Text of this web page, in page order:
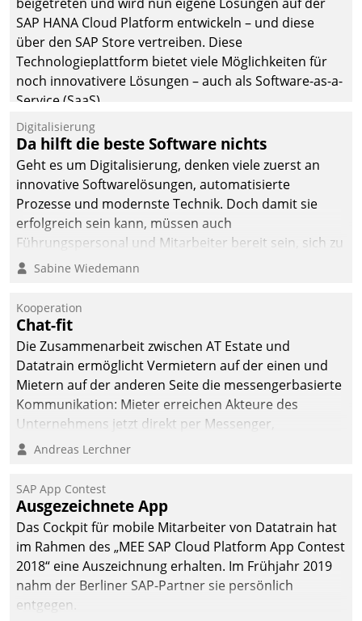
SAP HANA Cloud Platform entwickeln – und diese
über den SAP Store vertreiben. Diese
Technologieplattform bietet viele Möglichkeiten für
noch innovativere Lösungen – auch als Software-as-a-
Service (SaaS).
Digitalisierung
Da hilft die beste Software nichts
Geht es um Digitalisierung, denken viele zuerst an
innovative Softwarelösungen, automatisierte
Prozesse und modernste Technik. Doch damit sie
erfolgreich sein kann, müssen auch
Führungspersonal und Mitarbeiter bereit sein, sich zu
verändern und anzupassen, sonst werden sie an ihr
Sabine Wiedemann
Kooperation
Chat-fit
Die Zusammenarbeit zwischen AT Estate und
Datatrain ermöglicht Vermietern auf der einen und
Mietern auf der anderen Seite die messengerbasierte
Kommunikation: Mieter erreichen Akteure des
Unternehmens jetzt direkt per Messenger,
Mitarbeiter oder Dienstleister empfangen oder
Andreas Lerchner
SAP App Contest
Ausgezeichnete App
Das Cockpit für mobile Mitarbeiter von Datatrain hat
im Rahmen des „MEE SAP Cloud Platform App Contest
2018“ eine Auszeichnung erhalten. Im Frühjahr 2019
nahm der Berliner SAP-Partner sie persönlich
entgegen.